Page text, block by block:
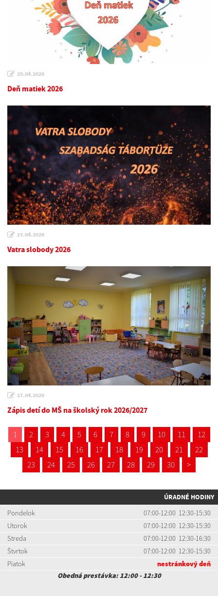
29.04.2026
Deň matiek 2026
27.04.2026
Vatra slobody 2026
27.04.2026
Zápis detí do MŠ na školský rok 2026/2027
1 2 3 4 5 6 7 8 9 10 11
12
13
14 15 16 17 18 19 20 21
22
23
24 25 26 27 28 29 30 >
ÚRADNÉ HODINY
Pondelok
07:00-12:00 12:30-15:30
Utorok
07:00-12:00 12:30-15:30
Streda
07:00-12:00 12:30-16:30
Štvrtok
07:00-12:00 12:30-15:30
Piatok
nestránkový deň
Obedná prestávka: 12:00 - 12:30